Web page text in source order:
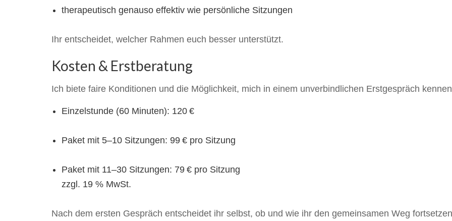
therapeutisch genauso effektiv wie persönliche Sitzungen
Ihr entscheidet, welcher Rahmen euch besser unterstützt.
Kosten & Erstberatung
Ich biete faire Konditionen und die Möglichkeit, mich in einem unverbindlichen Erstgespräch
Einzelstunde (60 Minuten): 120 €
Paket mit 5–10 Sitzungen: 99 € pro Sitzung
Paket mit 11–30 Sitzungen: 79 € pro Sitzung
zzgl. 19 % MwSt.
Nach dem ersten Gespräch entscheidet ihr selbst, ob und wie ihr den gemeinsamen Weg